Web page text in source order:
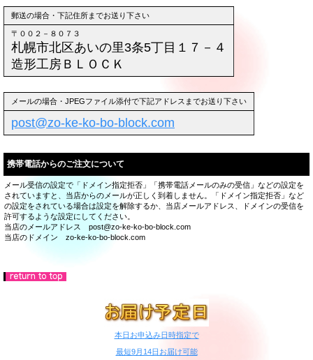
郵送の場合・下記住所までお送り下さい
〒００２－８０７３
札幌市北区あいの里3条5丁目１７－４
造形工房ＢＬＯＣＫ
メールの場合・JPEGファイル添付で下記アドレスまでお送り下さい
post@zo-ke-ko-bo-block.com
携帯電話からのご注文について
メール受信の設定で「ドメイン指定拒否」「携帯電話メールのみの受信」などの設定を
されていますと、当店からのメールが正しく到着しません。「ドメイン指定拒否」など
の設定をされている場合は設定を解除するか、当店メールアドレス、ドメインの受信を
許可するような設定にしてください。
当店のメールアドレス post@zo-ke-ko-bo-block.com
当店のドメイン zo-ke-ko-bo-block.com
本日お申込み日時指定で
最短9月14日お届け可能